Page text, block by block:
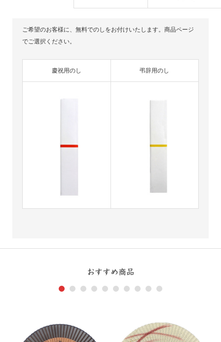
ご希望のお客様に、無料でのしをお付けいたします。商品ページ
でご選択ください。
慶祝用のし 弔辞用のし
おすすめ商品
1 2 3 4 5 6 7 8 9 10